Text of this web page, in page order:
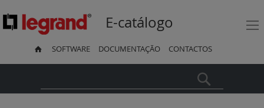
E-catálogo
SOFTWARE DOCUMENTAÇÃO CONTACTOS